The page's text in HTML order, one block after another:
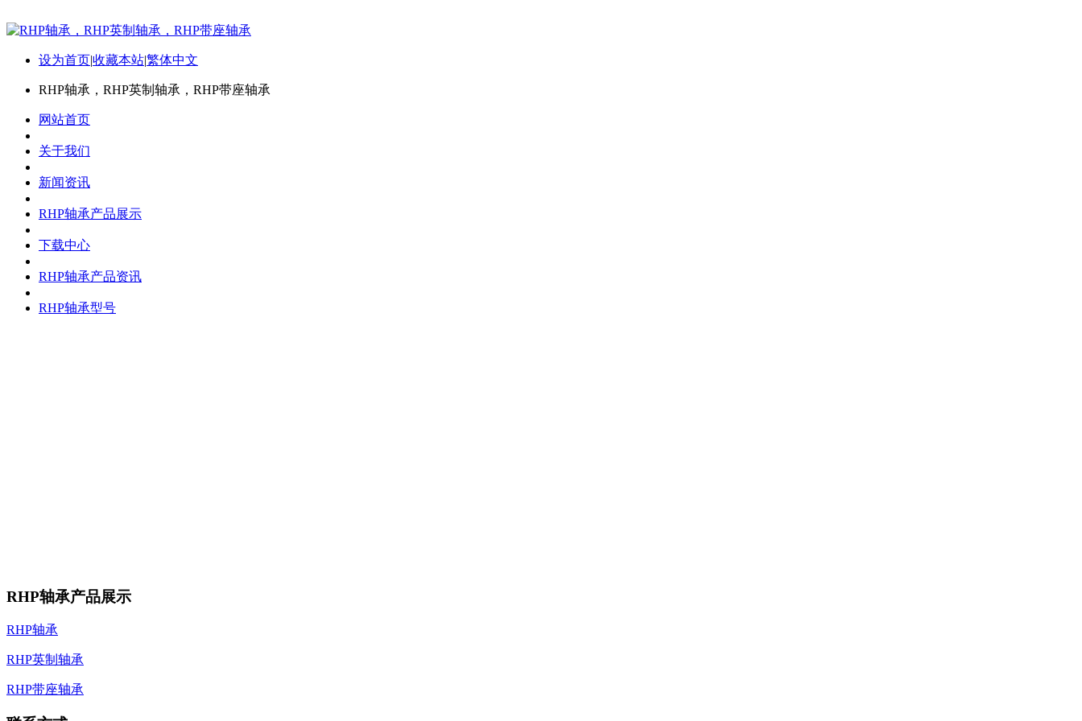
设为首页|收藏本站|繁体中文
RHP轴承，RHP英制轴承，RHP带座轴承
网站首页
关于我们
新闻资讯
RHP轴承产品展示
下载中心
RHP轴承产品资讯
RHP轴承型号
RHP轴承产品展示
RHP轴承
RHP英制轴承
RHP带座轴承